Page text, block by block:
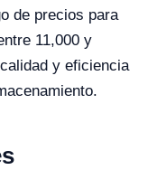
de precios para
11,000 y
y eficiencia